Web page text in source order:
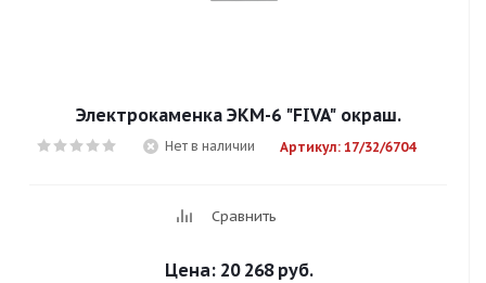
Электрокаменка ЭКМ-6 "FIVA" окраш.
Нет в наличии Артикул: 17/32/6704
Сравнить
Цена: 20 268 руб.